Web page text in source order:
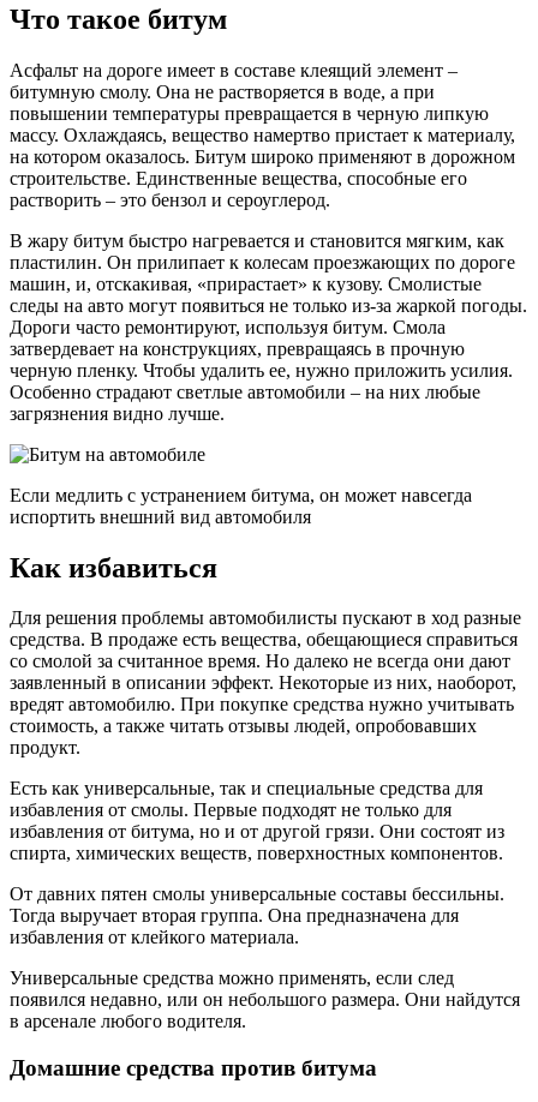
Что такое битум
Асфальт на дороге имеет в составе клеящий элемент –
битумную смолу. Она не растворяется в воде, а при
повышении температуры превращается в черную липкую
массу. Охлаждаясь, вещество намертво пристает к материалу,
на котором оказалось. Битум широко применяют в дорожном
строительстве. Единственные вещества, способные его
растворить – это бензол и сероуглерод.
В жару битум быстро нагревается и становится мягким, как
пластилин. Он прилипает к колесам проезжающих по дороге
машин, и, отскакивая, «прирастает» к кузову. Смолистые
следы на авто могут появиться не только из-за жаркой погоды.
Дороги часто ремонтируют, используя битум. Смола
затвердевает на конструкциях, превращаясь в прочную
черную пленку. Чтобы удалить ее, нужно приложить усилия.
Особенно страдают светлые автомобили – на них любые
загрязнения видно лучше.
Если медлить с устранением битума, он может навсегда
испортить внешний вид автомобиля
Как избавиться
Для решения проблемы автомобилисты пускают в ход разные
средства. В продаже есть вещества, обещающиеся справиться
со смолой за считанное время. Но далеко не всегда они дают
заявленный в описании эффект. Некоторые из них, наоборот,
вредят автомобилю. При покупке средства нужно учитывать
стоимость, а также читать отзывы людей, опробовавших
продукт.
Есть как универсальные, так и специальные средства для
избавления от смолы. Первые подходят не только для
избавления от битума, но и от другой грязи. Они состоят из
спирта, химических веществ, поверхностных компонентов.
От давних пятен смолы универсальные составы бессильны.
Тогда выручает вторая группа. Она предназначена для
избавления от клейкого материала.
Универсальные средства можно применять, если след
появился недавно, или он небольшого размера. Они найдутся
в арсенале любого водителя.
Домашние средства против битума